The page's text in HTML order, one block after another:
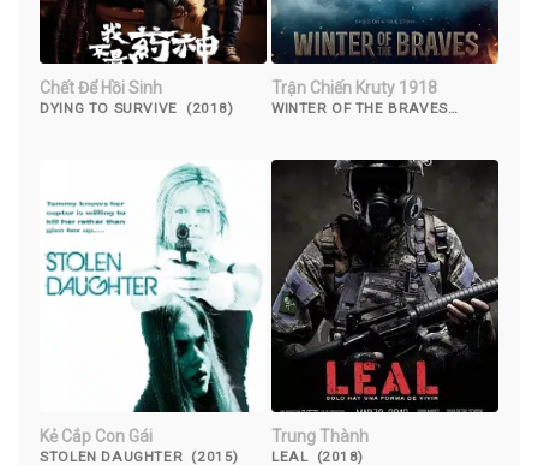
Chết Để Hồi Sinh
DYING TO SURVIVE (2018)
Trận Chiến Kruty 1918
WINTER OF THE BRAVES
Kẻ Cắp Con Gái
STOLEN DAUGHTER (2015)
Trung Thành
LEAL (2018)